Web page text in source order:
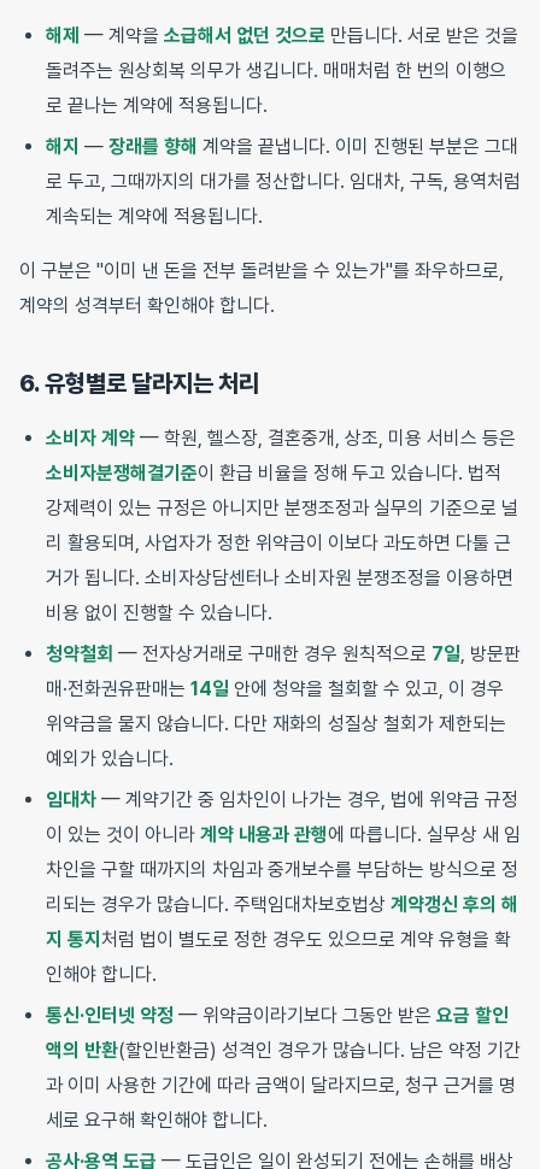
해제 — 계약을 소급해서 없던 것으로 만듭니다. 서로 받은 것을
돌려주는 원상회복 의무가 생깁니다. 매매처럼 한 번의 이행으
로 끝나는 계약에 적용됩니다.
해지 — 장래를 향해 계약을 끝냅니다. 이미 진행된 부분은 그대
로 두고, 그때까지의 대가를 정산합니다. 임대차, 구독, 용역처럼
계속되는 계약에 적용됩니다.
이 구분은 "이미 낸 돈을 전부 돌려받을 수 있는가"를 좌우하므로,
계약의 성격부터 확인해야 합니다.
6. 유형별로 달라지는 처리
소비자 계약 — 학원, 헬스장, 결혼중개, 상조, 미용 서비스 등은
소비자분쟁해결기준이 환급 비율을 정해 두고 있습니다. 법적
강제력이 있는 규정은 아니지만 분쟁조정과 실무의 기준으로 널
리 활용되며, 사업자가 정한 위약금이 이보다 과도하면 다툴 근
거가 됩니다. 소비자상담센터나 소비자원 분쟁조정을 이용하면
비용 없이 진행할 수 있습니다.
청약철회 — 전자상거래로 구매한 경우 원칙적으로 7일, 방문판
매·전화권유판매는 14일 안에 청약을 철회할 수 있고, 이 경우
위약금을 물지 않습니다. 다만 재화의 성질상 철회가 제한되는
예외가 있습니다.
임대차 — 계약기간 중 임차인이 나가는 경우, 법에 위약금 규정
이 있는 것이 아니라 계약 내용과 관행에 따릅니다. 실무상 새 임
차인을 구할 때까지의 차임과 중개보수를 부담하는 방식으로 정
리되는 경우가 많습니다. 주택임대차보호법상 계약갱신 후의 해
지 통지 처럼 법이 별도로 정한 경우도 있으므로 계약 유형을 확
인해야 합니다.
통신·인터넷 약정 — 위약금이라기보다 그동안 받은 요금 할인
액의 반환(할인반환금) 성격인 경우가 많습니다. 남은 약정 기간
과 이미 사용한 기간에 따라 금액이 달라지므로, 청구 근거를 명
세로 요구해 확인해야 합니다.
공사·용역 도급 — 도급인은 일이 완성되기 전에는 손해를 배상